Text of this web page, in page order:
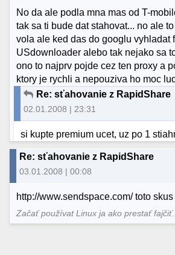
No da ale podla mna mas od T-
tak sa ti bude dat stahovat... no ale
vola ale ked das do googlu vyhladat
USdownloader alebo tak nejako sa
ono to najprv pojde cez ten proxy a
ktory je rychli a nepouziva ho moc
Re: sťahovanie z RapidShare
02.01.2008 | 23:31
si kupte premium ucet, uz po 1
Re: sťahovanie z RapidShare
03.01.2008 | 00:08
http://www.sendspace.com/ toto
Začať používat Linux ja ako prestať